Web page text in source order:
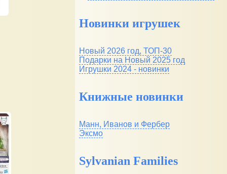
Новинки игрушек
Новый 2026 год, ТОП-30
Подарки на Новый 2025 год
Игрушки 2024 - новинки
Книжные новинки
Манн, Иванов и Фербер
Эксмо
Sylvanian Families